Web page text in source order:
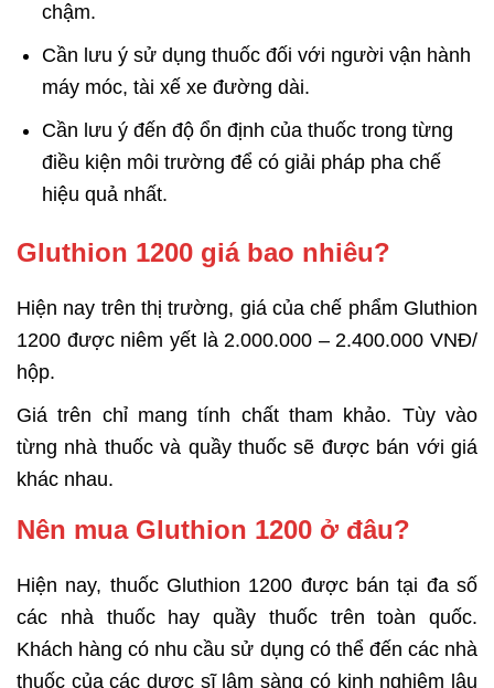
chậm.
Cần lưu ý sử dụng thuốc đối với người vận hành
máy móc, tài xế xe đường dài.
Cần lưu ý đến độ ổn định của thuốc trong từng
điều kiện môi trường để có giải pháp pha chế
hiệu quả nhất.
Gluthion 1200 giá bao nhiêu?
Hiện nay trên thị trường, giá của chế phẩm Gluthion
1200 được niêm yết là 2.000.000 – 2.400.000 VNĐ/
hộp.
Giá trên chỉ mang tính chất tham khảo. Tùy vào
từng nhà thuốc và quầy thuốc sẽ được bán với giá
khác nhau.
Nên mua Gluthion 1200 ở đâu?
Hiện nay, thuốc Gluthion 1200 được bán tại đa số
các nhà thuốc hay quầy thuốc trên toàn quốc.
Khách hàng có nhu cầu sử dụng có thể đến các nhà
thuốc của các dược sĩ lâm sàng có kinh nghiệm lâu